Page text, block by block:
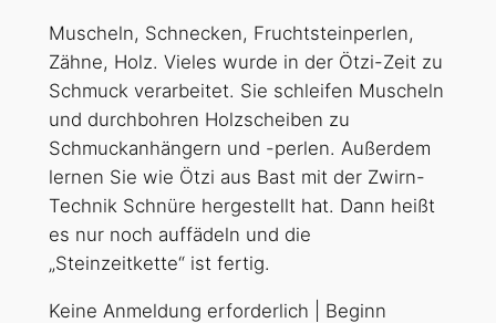
Muscheln, Schnecken, Fruchtsteinperlen,
Zähne, Holz. Vieles wurde in der Ötzi-Zeit zu
Schmuck verarbeitet. Sie schleifen Muscheln
und durchbohren Holzscheiben zu
Schmuckanhängern und -perlen. Außerdem
lernen Sie wie Ötzi aus Bast mit der Zwirn-
Technik Schnüre hergestellt hat. Dann heißt
es nur noch auffädeln und die
„Steinzeitkette“ ist fertig.
Keine Anmeldung erforderlich | Beginn